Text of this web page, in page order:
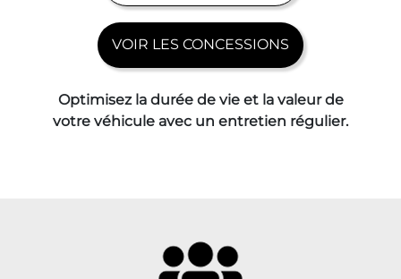
VOIR LES CONCESSIONS
Optimisez la durée de vie et la valeur de
votre véhicule avec un entretien régulier.